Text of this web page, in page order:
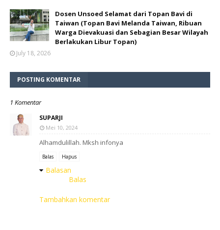
Dosen Unsoed Selamat dari Topan Bavi di
Taiwan (Topan Bavi Melanda Taiwan, Ribuan
Warga Dievakuasi dan Sebagian Besar Wilayah
Berlakukan Libur Topan)
July 18, 2026
POSTING KOMENTAR
1 Komentar
SUPARJI
Mei 10, 2024
Alhamdulillah. Mksh infonya
Balas Hapus
Balasan
Balas
Tambahkan komentar